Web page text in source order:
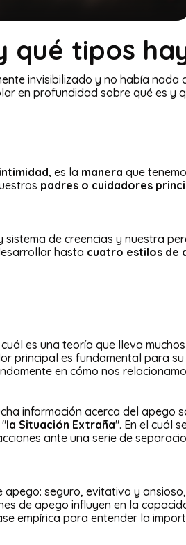
qué tipos
invisibilizado y no había nada
en profundidad sobre qué es y
, es la manera que
padres o cuidadores
de creencias y nuestra
hasta cuatro estilos de
es una teoría que lleva
principal es fundamental para
en cómo nos
información acerca del apego
la Situación Extraña". En el cuál
ante una serie de
apego: seguro, evitativo y
de apego influyen en la
empírica para entender la